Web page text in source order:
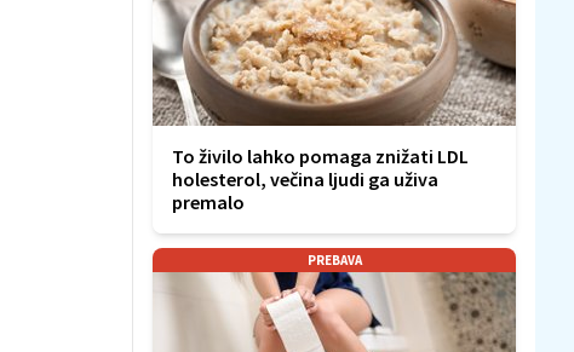
To živilo lahko pomaga znižati LDL
holesterol, večina ljudi ga uživa
premalo
PREBAVA